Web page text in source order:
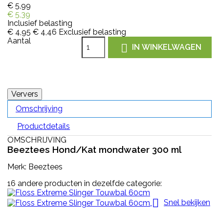
€ 5,99
€ 5,39
Inclusief belasting
€ 4,95 € 4,46 Exclusief belasting
Aantal
 IN WINKELWAGEN
Omschrijving
Productdetails
OMSCHRIJVING
Beeztees Hond/Kat mondwater 300 ml
Merk: Beeztees
16 andere producten in dezelfde categorie:
 Snel bekijken